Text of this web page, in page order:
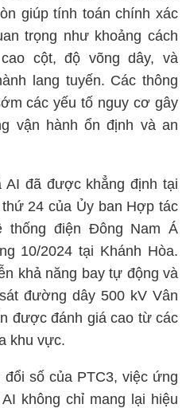
giúp tính toán chính xác
trọng như khoảng cách
cột, độ võng dây, và
lang tuyến. Các thông
các yếu tố nguy cơ gây
vận hành ổn định và an
AI đã được khẳng định tại
24 của Ủy ban Hợp tác
thống điện Đông Nam Á
10/2024 tại Khánh Hòa.
khả năng bay tự động và
đường dây 500 kV Vân
được đánh giá cao từ các
khu vực.
số của PTC3, việc ứng
không chỉ mang lại hiệu